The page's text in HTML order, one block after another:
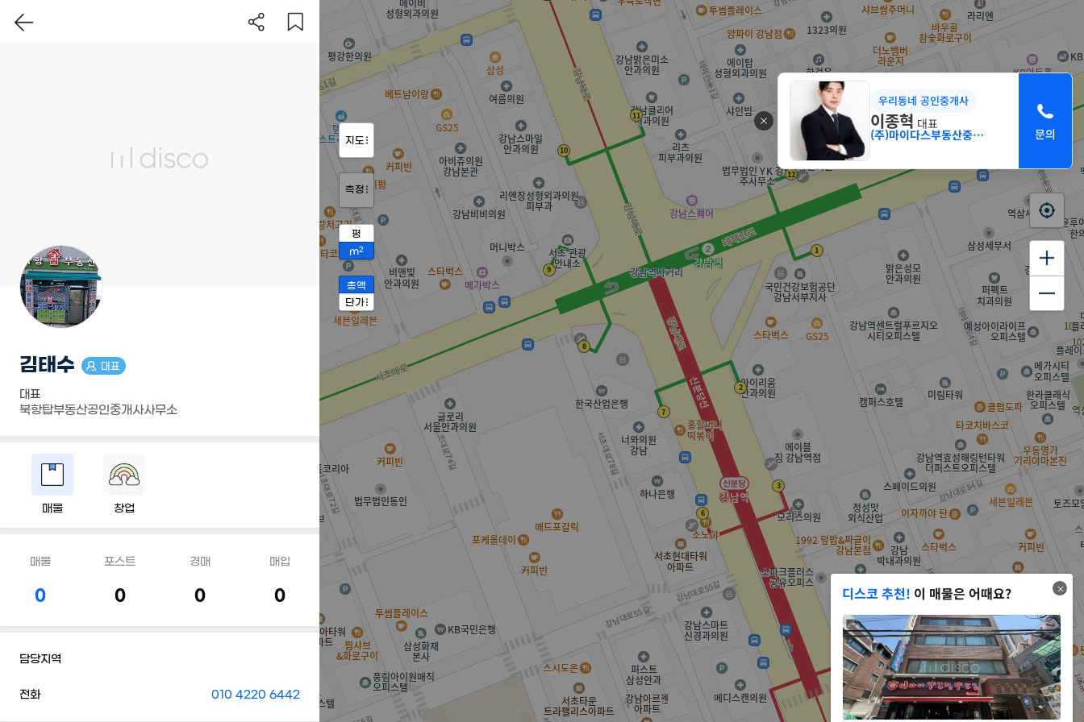
디스코 추천! 이 매물은 어때요?
우리동네 공인중개사
이종혁 대표
(주)마이다스부동산중개법인 서초
지도
측정
평
m2
총액
단가
김태수 대표
대표
북항탑부동산공인중개사사무소
매물 창업
매물
0
포스트
0
경매
0
매입
0
담당지역
전화 010 4220 6442